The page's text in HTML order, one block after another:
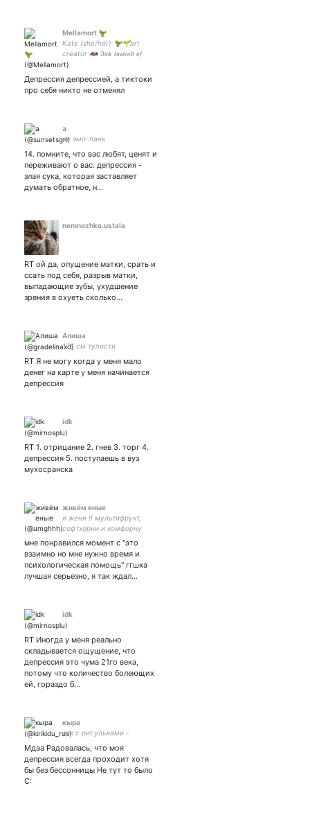
Mellamort 🦖
Kate (she/her) 🦖🌱art
creator 🦇 𝕴𝖓𝖐 𝖎𝖓𝖘𝖙𝖊𝖆𝖉 𝖔𝖋
𝕭𝖑𝖔𝖔𝖉 ✨ Commission - DM
Депрессия депрессией, а тиктоки
про себя никто не отменял
a
не эмо-панк
14. помните, что вас любят, ценят и
переживают о вас. депрессия -
злая сука, которая заставляет
думать обратное, н…
nemnozhko.ustala
RT ой да, опущение матки, срать и
ссать под себя, разрыв матки,
выпадающие зубы, ухудшение
зрения в охуеть сколько…
Алиша
175 см тупости
RT Я не могу когда у меня мало
денег на карте у меня начинается
депрессия
idk
RT 1. отрицание 2. гнев 3. торг 4.
депрессия 5. поступаешь в вуз
мухосранска
живём еные
я женя !! мультифрукт,
софтхорни и комфорчу
всех, infj, 2w3, ♌, хаотик
поэтому если позориться -
то до конца |
мне понравился момент с "это
взаимно но мне нужно время и
психологическая помощь" ггшка
лучшая серьезно, я так ждал…
idk
RT Иногда у меня реально
складывается ощущение, что
депрессия это чума 21го века,
потому что количество болеющих
ей, гораздо б…
кыра
акк с рисульками -
Мдаа Радовалась, что моя
депрессия всегда проходит хотя
бы без бессонницы Не тут то было
С: